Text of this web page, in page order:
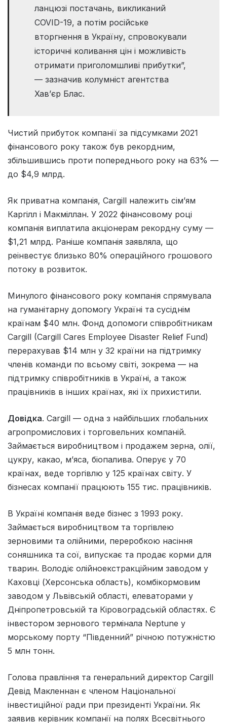
ланцюзі постачань, викликаний
COVID-19, а потім російське
вторгнення в Україну, спровокували
історичні коливання цін і можливість
отримати приголомшливі прибутки”,
— зазначив колумніст агентства
Хав’єр Блас.
Чистий прибуток компанії за підсумками 2021
фінансового року також був рекордним,
збільшившись проти попереднього року на 63% —
до $4,9 млрд.
Як приватна компанія, Cargill належить сім’ям
Каргілл і Макміллан. У 2022 фінансовому році
компанія виплатила акціонерам рекордну суму —
$1,21 млрд. Раніше компанія заявляла, що
реінвестує близько 80% операційного грошового
потоку в розвиток.
Минулого фінансового року компанія спрямувала
на гуманітарну допомогу Україні та сусіднім
країнам $40 млн. Фонд допомоги співробітникам
Cargill (Cargill Cares Employee Disaster Relief Fund)
перерахував $14 млн у 32 країни на підтримку
членів команди по всьому світі, зокрема — на
підтримку співробітників в Україні, а також
працівників в інших країнах, які їх прихистили.
Довідка. Cargill — одна з найбільших глобальних
агропромислових і торговельних компаній.
Займається виробництвом і продажем зерна, олії,
цукру, какао, м’яса, біопалива. Оперує у 70
країнах, веде торгівлю у 125 країнах світу. У
бізнесах компанії працюють 155 тис. працівників.
В Україні компанія веде бізнес з 1993 року.
Займається виробництвом та торгівлею
зерновими та олійними, переробкою насіння
соняшника та сої, випускає та продає корми для
тварин. Володіє олійноекстракційним заводом у
Каховці (Херсонська область), комбікормовим
заводом у Львівській області, елеваторами у
Дніпропетровській та Кіровоградській областях. Є
інвестором зернового термінала Neptune у
морському порту “Південний” річною потужністю
5 млн тонн.
Голова правління та генеральний директор Cargill
Девід Макленнан є членом Національної
інвестиційної ради при президенті України. Як
заявив керівник компанії на полях Всесвітнього